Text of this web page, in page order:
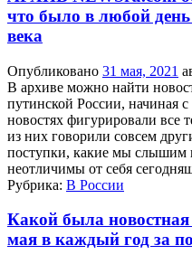
что было в любой
века
Опубликовано 31 мая, 2021
В архиве можно найти
путинской России, начиная с
новостях фигурировали все
из них говорили совсем
поступки, какие мы слышим
неотличимы от себя
Рубрика: В России
Какой была новостная
мая в каждый год за